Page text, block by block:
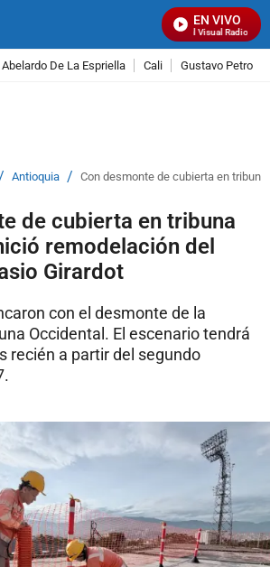
EN VIVO
Señal Visual Radio
De La Espriella Cali Gustavo Petro
Antioquia / Con desmonte de cubierta en
de cubierta en tribuna
remodelación del
Girardot
con el desmonte de la
Occidental. El escenario tendrá
recién a partir del segundo